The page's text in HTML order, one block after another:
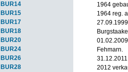
BUR14
BUR15
BUR17
BUR18
BUR20
BUR24
BUR26
BUR28
1964
1964 reg.
Fehmarn.
2012